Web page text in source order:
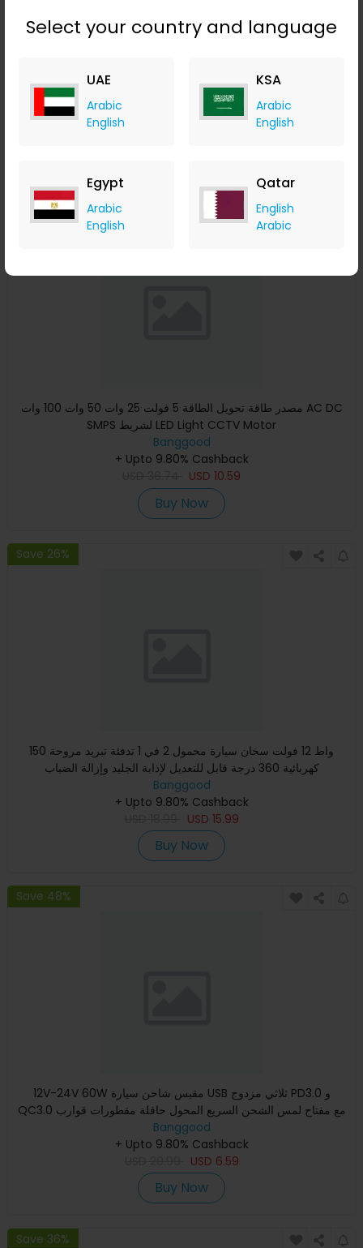
Select your country and language
UAE
Arabic
English
KSA
Arabic
English
Egypt
Arabic
English
Qatar
English
Arabic
+ Upto 9.80% Cashback
Save 27%
مصدر طاقة تحويل الطاقة 5 فولت 25 وات 50 وات 100 وات AC DC
SMPS لشريط LED Light CCTV Motor
Banggood
+ Upto 9.80% Cashback
USD 10.59
Buy Now
Save 26%
150 واط 12 فولت سخان سيارة محمول 2 في 1 تدفئة تبريد مروحة
كهربائية 360 درجة قابل للتعديل لإذابة الجليد وإزالة الضباب
Banggood
+ Upto 9.80% Cashback
USD 15.99
Buy Now
Save 48%
12V-24V 60W مقبس شاحن سيارة USB ثلاثي مزدوج PD3.0 و
QC3.0 مع مفتاح لمس الشحن السريع المحول حافلة مقطورات قوارب
Banggood
+ Upto 9.80% Cashback
USD 6.59
Buy Now
Save 36%